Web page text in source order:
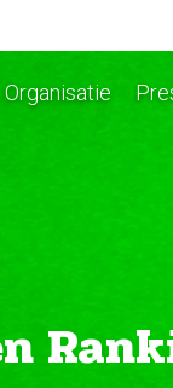
Organisatie